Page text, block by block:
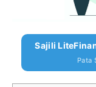
Sajili
Pata